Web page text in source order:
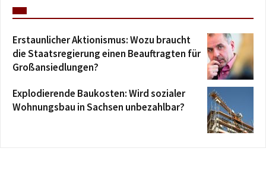
Erstaunlicher Aktionismus: Wozu braucht
die Staatsregierung einen Beauftragten für
Großansiedlungen?
Explodierende Baukosten: Wird sozialer
Wohnungsbau in Sachsen unbezahlbar?